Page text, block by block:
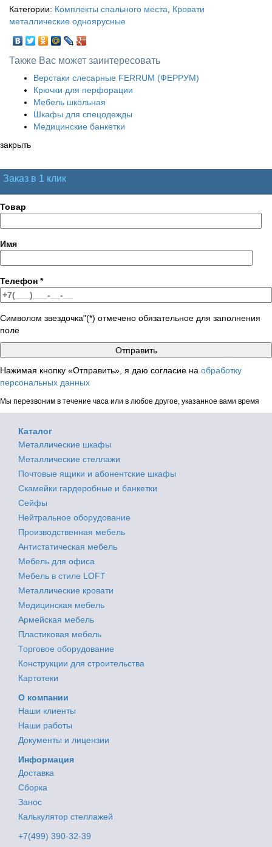
Категории: Комплекты спального места, Кровати
металлические одноярусные
Также Вас может заинтересовать
Верстаки слесарные FERRUM (ФЕРРУМ)
Крючки для перфорации
Мебель школьная
Шкафы для спецодежды
Медицинские банкетки
закрыть
Заказ в 1 клик
Товар
Имя
Телефон *
Символом звездочка"(*) отмечено обязательное для заполнения
поле
Нажимая кнопку «Отправить», я даю согласие на обработку
персональных данных
Мы перезвоним в течение часа или в любое другое, указанное вами время
Каталог
Металлические шкафы
Металлические стеллажи
Почтовые ящики и абонентские шкафы
Скамейки гардеробные и банкетки
Сейфы
Нейтральное оборудование
Производственная мебель
Антистатическая мебель
Мебель для офиса
Мебель в стиле LOFT
Металлические кровати
Медицинская мебель
Армейская мебель
Пластиковая мебель
Торговое оборудование
Конструкции для строительства
Картотеки
О компании
Наши клиенты
Наши работы
Документы и лицензии
Информация
Доставка
Сборка
Занос
Калькулятор стеллажей
+7(499) 390-32-39